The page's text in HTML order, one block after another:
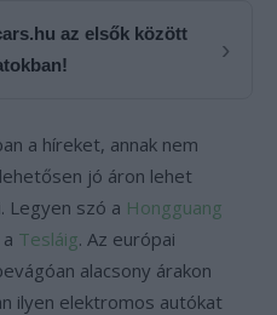
az elsők között
›
a híreket, annak nem
jó áron lehet
Legyen szó a Hongguang
Tesláig. Az európai
alacsony árakon
ilyen elektromos autókat